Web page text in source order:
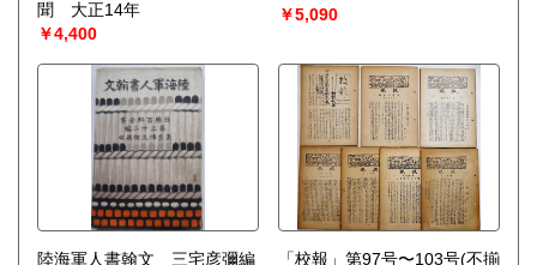
聞 大正14年
￥4,400
￥5,090
陸海軍人書翰文 三宅彦彌編
「校報」第97号〜103号(不揃